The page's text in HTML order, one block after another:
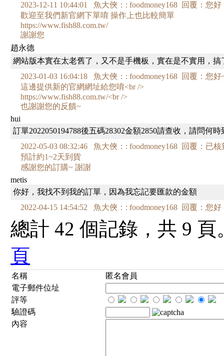
2023-12-11 10:44:01 魚大俠：: foodmoney168 回覆：您好
歡迎至我們新官網下單唷 操作上也比較簡單
https://www.fish88.com.tw/
謝謝您
趙永德
網站版本實在太老舊了，又不是手機板，實在是不實用，
2023-01-03 16:04:18 魚大俠：: foodmoney168 回覆：您好
這邊提供新的官網網址給您唷<br />
https://www.fish88.com.tw/<br />
也謝謝您的反饋~
hui
訂單2022050194788後五碼28302金額2850請查收，請問何時
2022-05-03 08:32:46 魚大俠：: foodmoney168 回覆：已
預計約1~2天到貨
感謝您的訂購~ 謝謝
metis
你好，我找不到我的訂單，因為我忘記要匯款的金額
2022-04-15 14:54:52 魚大俠：: foodmoney168 回覆：您
總計 42 個記錄，共 9
頁
名稱
匿名會員
電子郵件位址
評等
驗證碼
內容